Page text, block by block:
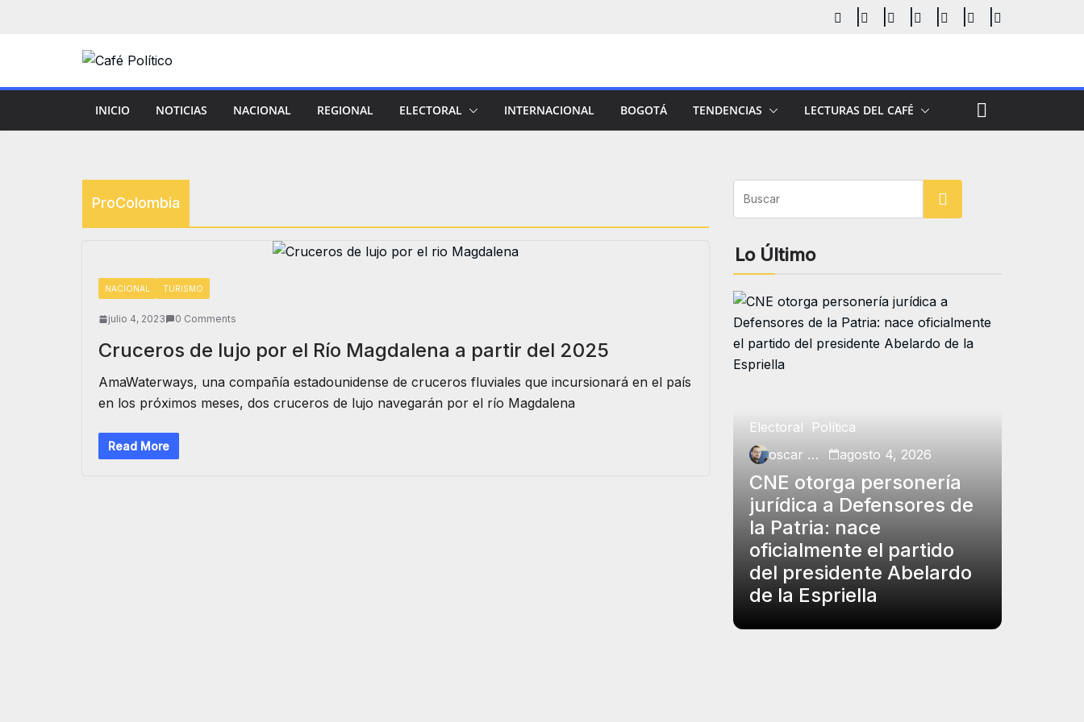
INICIO NOTICIAS NACIONAL REGIONAL ELECTORAL INTERNACIONAL BOGOTÁ TENDENCIAS LECTURAS DEL CAFÉ
ProColombia
NACIONAL TURISMO
julio 4, 2023 0 Comments
Cruceros de lujo por el Río Magdalena a partir del 2025
AmaWaterways, una compañía estadounidense de cruceros fluviales que incursionará en el país
en los próximos meses, dos cruceros de lujo navegarán por el río Magdalena
Read More
Buscar
Lo Último
Electoral
Política
oscar charry
agosto 4, 2026
CNE otorga personería
jurídica a Defensores de
la Patria: nace
oficialmente el partido
del presidente Abelardo
de la Espriella